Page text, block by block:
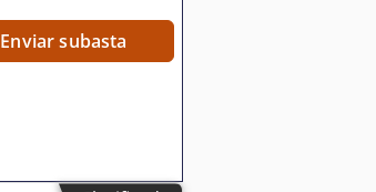
Enviar subasta